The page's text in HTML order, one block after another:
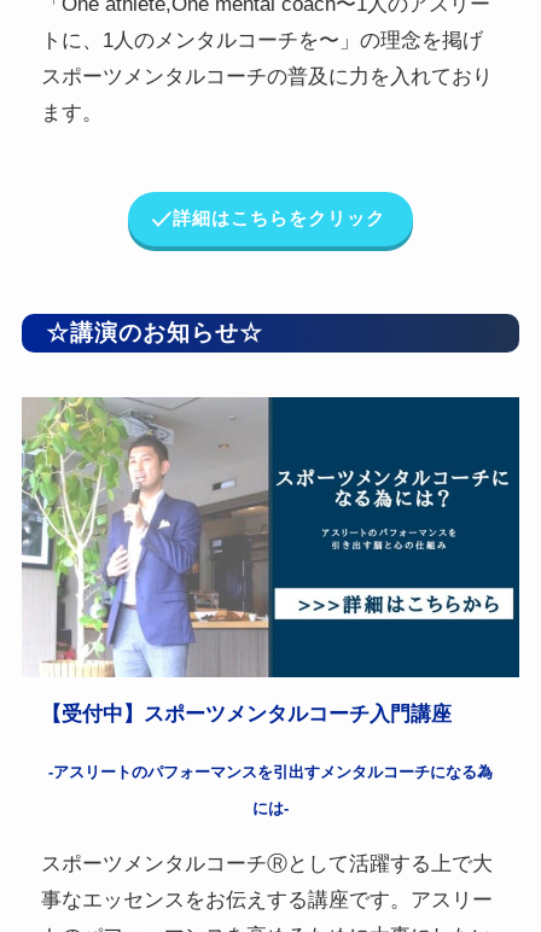
トに、1人のメンタルコーチを〜」の理念を掲げ
スポーツメンタルコーチの普及に力を入れており
ます。
詳細はこちらをクリック
☆講演のお知らせ☆
【受付中】スポーツメンタルコーチ入門講座
-アスリートのパフォーマンスを引出すメンタルコーチになる為
には-
スポーツメンタルコーチⓇとして活躍する上で大
事なエッセンスをお伝えする講座です。アスリー